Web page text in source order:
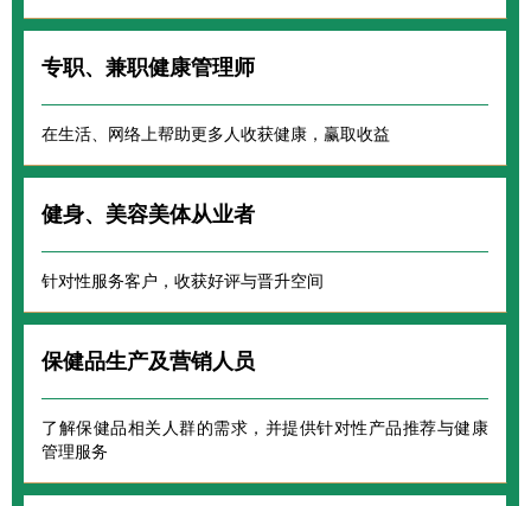
专职、兼职健康管理师
在生活、网络上帮助更多人收获健康，赢取收益
健身、美容美体从业者
针对性服务客户，收获好评与晋升空间
保健品生产及营销人员
了解保健品相关人群的需求，并提供针对性产品推荐与健康
管理服务